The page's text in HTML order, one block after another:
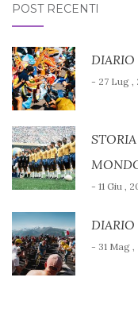
POST RECENTI
- 27 Lug ,
- 11 Giu ,
DIARIO
- 31 Mag ,